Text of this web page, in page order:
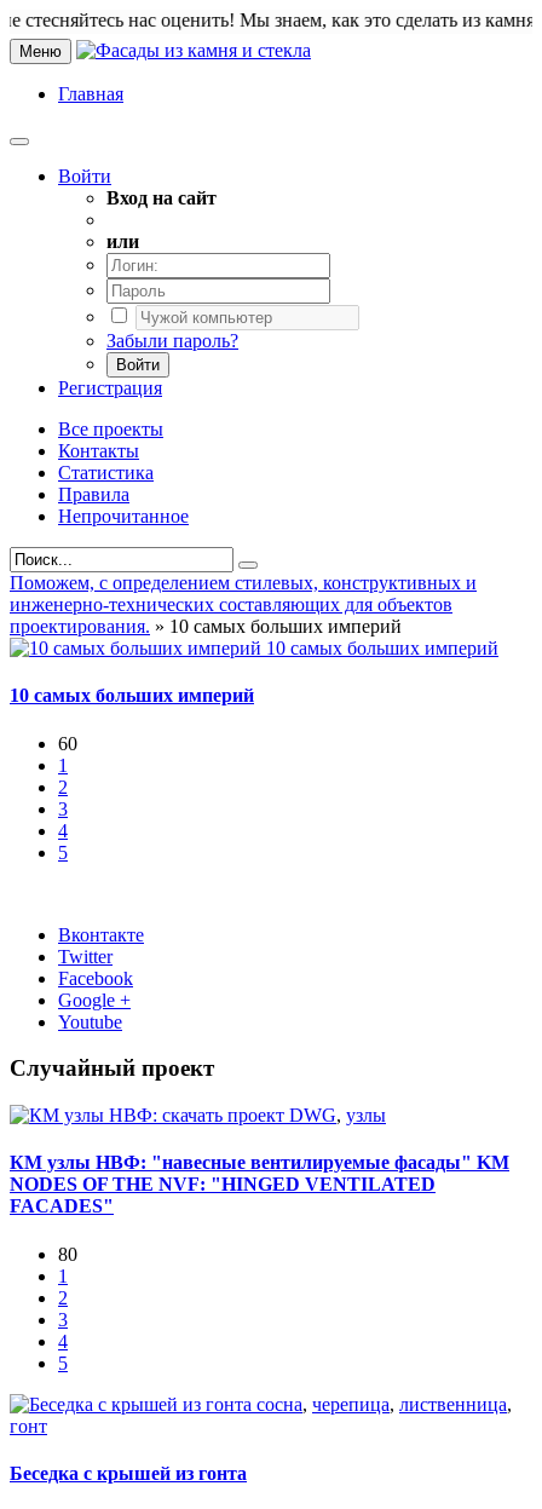
нас оценить! Мы знаем, как это сделать из камня.
Меню
Главная
Войти
Вход на сайт
или
Забыли пароль?
Войти
Регистрация
Все проекты
Контакты
Статистика
Правила
Непрочитанное
Поможем, с определением стилевых, конструктивных и
инженерно-технических составляющих для объектов
проектирования. » 10 самых больших империй
10 самых больших империй
10 самых больших империй
60
1
2
3
4
5
Вконтакте
Twitter
Facebook
Google +
Youtube
Случайный проект
скачать проект DWG, узлы
КМ узлы НВФ: "навесные вентилируемые фасады" KM
NODES OF THE NVF: "HINGED VENTILATED
FACADES"
80
1
2
3
4
5
сосна, черепица, лиственница,
гонт
Беседка с крышей из гонта